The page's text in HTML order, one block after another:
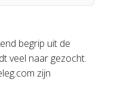
begrip uit de
veel naar gezocht.
zijn